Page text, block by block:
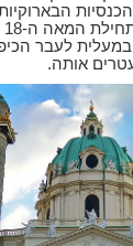
אותה.